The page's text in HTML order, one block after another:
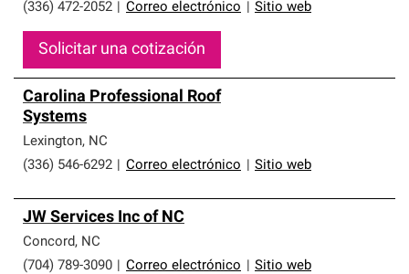
(336) 472-2052
Correo electrónico Sitio web
Solicitar una cotización
Carolina Professional Roof
Systems
Lexington, NC
(336) 546-6292
Correo electrónico Sitio web
JW Services Inc of NC
Concord, NC
(704) 789-3090
Correo electrónico Sitio web